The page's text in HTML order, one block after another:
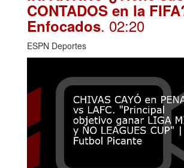
CONTADOS en la
Enfocados. 02:20
ESPN Deportes